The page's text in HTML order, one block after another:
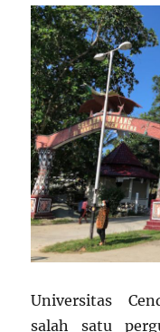
Universitas
salah satu